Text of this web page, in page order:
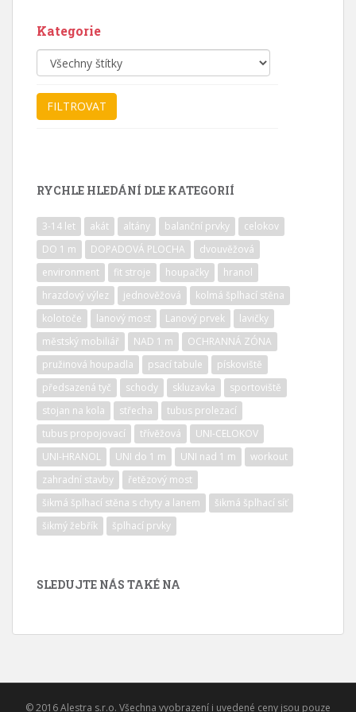
Kategorie
RYCHLE HLEDÁNÍ DLE KATEGORIÍ
3-14 let akát altány balanční prvky
celokov
DO 1 m
DOPADOVÁ PLOCHA
dvouvěžová
environment
fit stroje houpačky
hranol
hrazdový výlez
jednověžová
kolmá šplhací stěna
kolotoče
lanový most Lanový prvek
lavičky
městský mobiliář
NAD 1 m
OCHRANNÁ ZÓNA
pružinová houpadla
psací tabule
pískoviště
předsazená tyč
schody skluzavka
sportoviště
stojan na kola
střecha
tubus prolezací
tubus propojovací
třívěžová
UNI-CELOKOV
UNI-HRANOL
UNI do 1 m UNI nad 1 m
workout
zahradní stavby
řetězový most
šikmá šplhací stěna s chyty a lanem
šikmá šplhací síť
šikmý žebřík
šplhací prvky
SLEDUJTE NÁS TAKÉ NA
© 2016 Alestra s.r.o. Všechna vyobrazení i uvedené ceny jsou pouze